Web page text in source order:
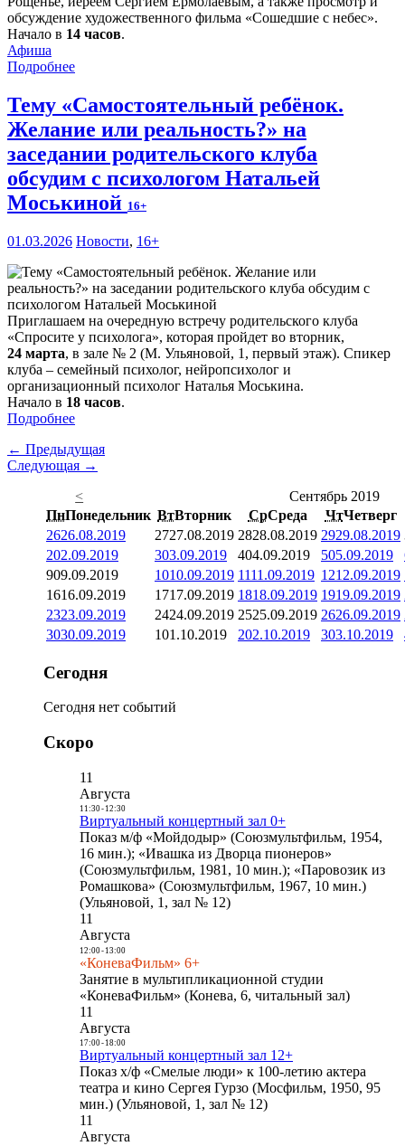
обсуждение художественного фильма «Сошедшие с небес».
Начало в 14 часов.
Афиша
Подробнее
Тему «Самостоятельный ребёнок.
Желание или реальность?» на
заседании родительского клуба
обсудим с психологом Натальей
Моськиной 16+
01.03.2026 Новости, 16+
Приглашаем на очередную встречу родительского клуба
«Спросите у психолога», которая пройдет во вторник,
24 марта, в зале № 2 (М. Ульяновой, 1, первый этаж). Спикер
клуба – семейный психолог, нейропсихолог и
организационный психолог Наталья Моськина.
Начало в 18 часов.
Подробнее
← Предыдущая
Следующая →
<
Сентябрь 2019
ПнПонедельник ВтВторник СрСреда ЧтЧетверг
2626.08.2019 2727.08.2019 2828.08.2019 2929.08.2019
202.09.2019 303.09.2019 404.09.2019 505.09.2019
909.09.2019 1010.09.2019 1111.09.2019 1212.09.2019
1616.09.2019 1717.09.2019 1818.09.2019 1919.09.2019
2323.09.2019 2424.09.2019 2525.09.2019 2626.09.2019
3030.09.2019 101.10.2019 202.10.2019 303.10.2019
Сегодня
Сегодня нет событий
Скоро
11
Августа
11:30- 12:30
Виртуальный концертный зал 0+
Показ м/ф «Мойдодыр» (Союзмультфильм, 1954,
16 мин.); «Ивашка из Дворца пионеров»
(Союзмультфильм, 1981, 10 мин.); «Паровозик из
Ромашкова» (Союзмультфильм, 1967, 10 мин.)
(Ульяновой, 1, зал № 12)
11
Августа
12:00- 13:00
«КоневаФильм» 6+
Занятие в мультипликационной студии
«КоневаФильм» (Конева, 6, читальный зал)
11
Августа
17:00- 18:00
Виртуальный концертный зал 12+
Показ х/ф «Смелые люди» к 100-летию актера
театра и кино Сергея Гурзо (Мосфильм, 1950, 95
мин.) (Ульяновой, 1, зал № 12)
11
Августа